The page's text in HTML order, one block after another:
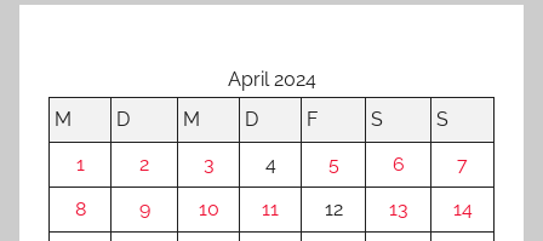
April 2024
M
D M D F S
S
1
2 3 4 5 6
7
8
9 10 11 12 13
14